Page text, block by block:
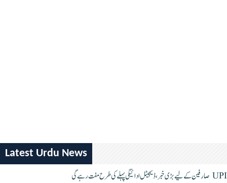
Latest Urdu News
UPI صارفین کے لیے بڑی خبر، ڈیجیٹل ادائیگی پہلے کی طرح مفت رہے گی